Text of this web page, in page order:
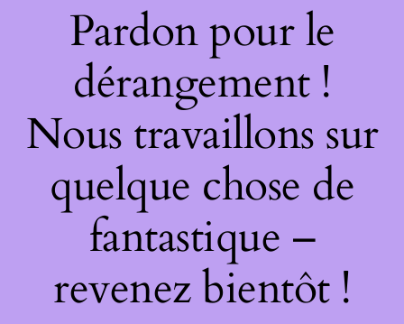
Pardon pour le
dérangement !
Nous travaillons sur
quelque chose de
fantastique –
revenez bientôt !